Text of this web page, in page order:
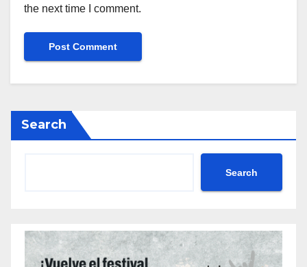
the next time I comment.
Search
Search